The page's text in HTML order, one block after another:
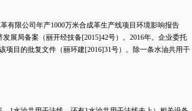
有限公司年产1000万米合成革生产线项目环境影响报告
展局备案（丽开经技备[2015]42号）。2016年。企业委托
项目的批复文件（丽环建[2016]31号）。除一条水油共用干